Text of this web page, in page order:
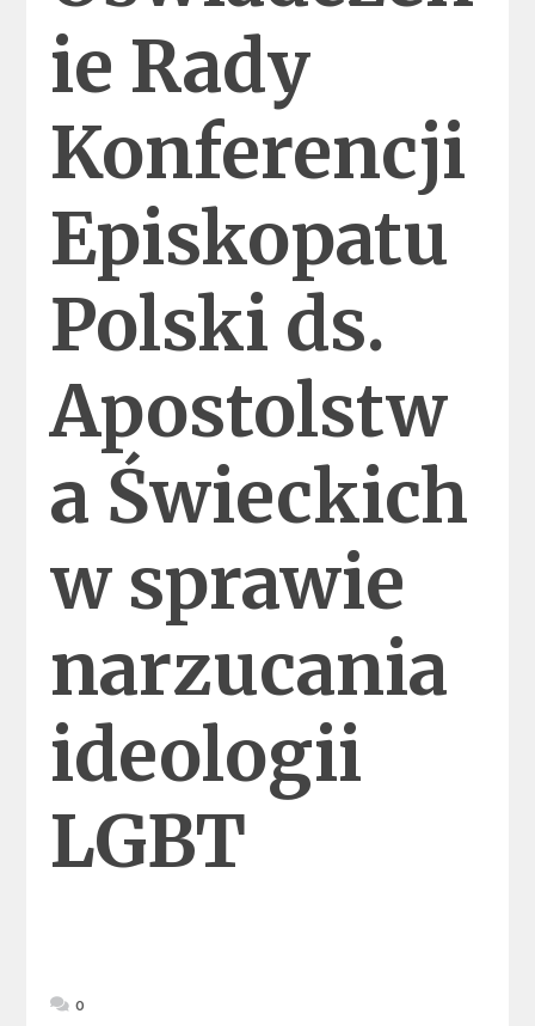
ie Rady
Konferencji
Episkopatu
Polski ds.
Apostolstw
a Świeckich
w sprawie
narzucania
ideologii
LGBT
0